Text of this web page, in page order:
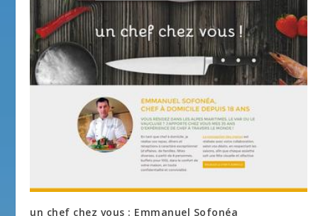
un chef chez vous : Emmanuel Sofonéa